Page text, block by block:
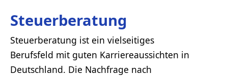
Steuerberatung
Steuerberatung ist ein vielseitiges
Berufsfeld mit guten Karriereaussichten in
Deutschland. Die Nachfrage nach